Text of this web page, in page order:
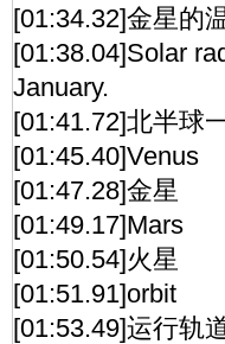
[01:34.32]金星的
[01:38.04]Solar
January.
[01:41.72]北半球
[01:45.40]Venus
[01:47.28]金星
[01:49.17]Mars
[01:50.54]火星
[01:51.91]orbit
[01:53.49]运行轨